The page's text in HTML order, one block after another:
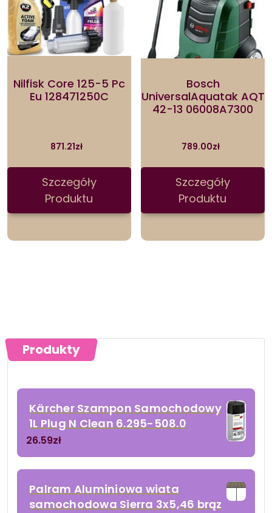
Nilfisk Core 125-5 Pc
Eu 128471250C
871.21zł
Szczegóły
Produktu
Bosch
UniversalAquatak AQT
42-13 06008A7300
789.00zł
Szczegóły
Produktu
Produkty
Kärcher Szampon Samochodowy
1L Plug N Clean 6.295-508.0
26.59zł
Palram Aluminiowa wiata
samochodowa Sierra 3x5,46 brąz